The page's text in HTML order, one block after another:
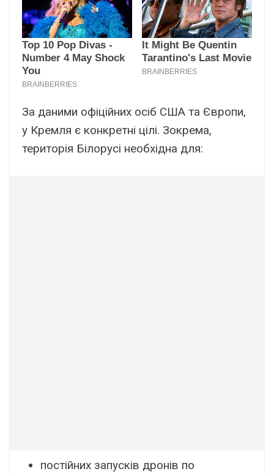
За даними офіційних осіб США та Європи,
у Кремля є конкретні цілі. Зокрема,
територія Білорусі необхідна для:
постійних запусків дронів по